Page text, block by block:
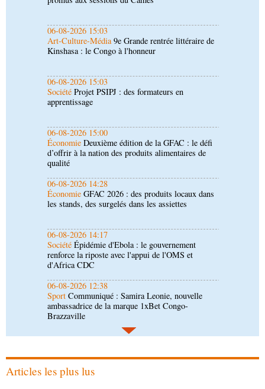
06-08-2026 15:03
SociétéProjet PSIPJ : des formateurs en
apprentissage
06-08-2026 15:00
ÉconomieDeuxième édition de la GFAC : le défi
d’offrir à la nation des produits alimentaires de
06-08-2026 14:28
Économie GFAC 2026 : des produits locaux dans
les stands, des surgelés dans les assiettes
06-08-2026 14:17
SociétéÉpidémie d'Ebola : le gouvernement
renforce la riposte avec l'appui de l'OMS et
06-08-2026 12:38
SportCommuniqué : Samira Leonie, nouvelle
ambassadrice de la marque 1xBet Congo-
Brazzaville
06-08-2026 09:30
PolitiqueAssemblée nationale: la Commission
Ecofin s’imprègne des réalités du CHU-B
06-08-2026 08:45
Pierre Oba jettent les bases d’une collaboration
fructueuse
Articles les plus lus